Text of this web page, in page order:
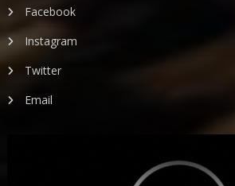
Facebook
Instagram
Twitter
Email